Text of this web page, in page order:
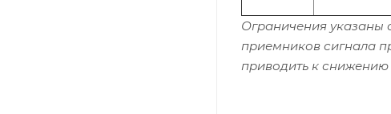
Ограничения указаны
приемников сигнала
приводить к